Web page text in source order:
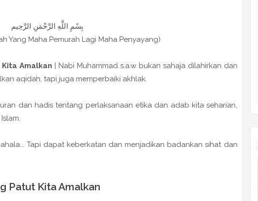
Yang Maha Pemurah Lagi Maha Penyayang)
Kita Amalkan | Nabi Muhammad s.a.w bukan sahaja dilahirkan dan
aqidah, tapi juga memperbaiki akhlak.
dan hadis tentang perlaksanaan etika dan adab kita seharian,
Tapi dapat keberkatan dan menjadikan badankan sihat dan
Patut Kita Amalkan